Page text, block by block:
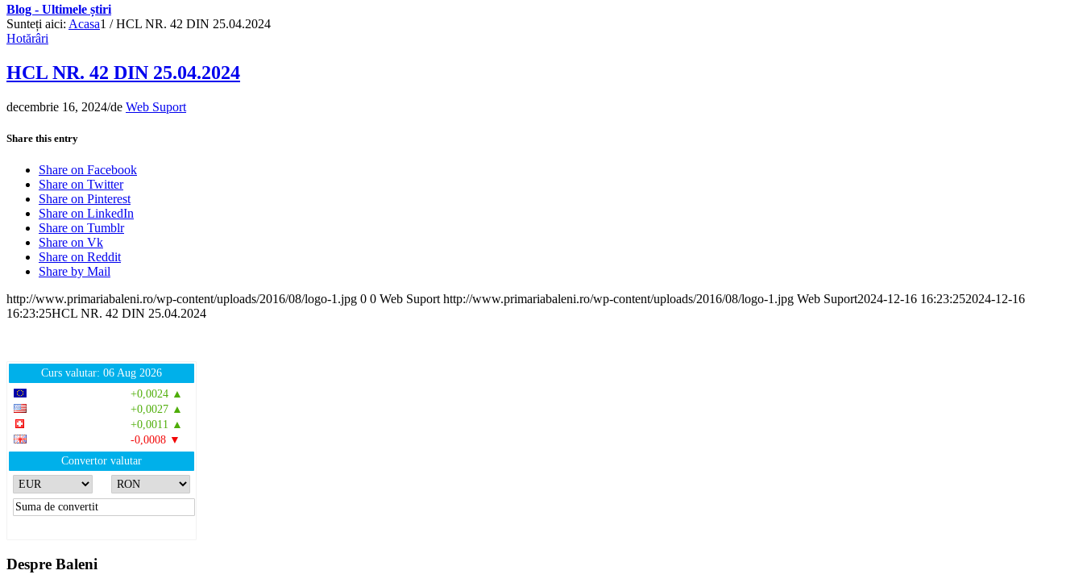
Blog - Ultimele știri
Sunteți aici: Acasa1 / HCL NR. 42 DIN 25.04.2024
Hotărâri
HCL NR. 42 DIN 25.04.2024
decembrie 16, 2024/de Web Suport
Share this entry
Share on Facebook
Share on Twitter
Share on Pinterest
Share on LinkedIn
Share on Tumblr
Share on Vk
Share on Reddit
Share by Mail
http://www.primariabaleni.ro/wp-content/uploads/2016/08/logo-1.jpg 0 0 Web Suport http://www.primariabaleni.ro/wp-content/uploads/2016/08/logo-1.jpg Web Suport2024-12-16 16:23:252024-12-16
16:23:25HCL NR. 42 DIN 25.04.2024
Curs valutar: 06 Aug 2026
+0,0024 ▲
+0,0027 ▲
+0,0011 ▲
-0,0008 ▼
Convertor valutar
Despre Baleni